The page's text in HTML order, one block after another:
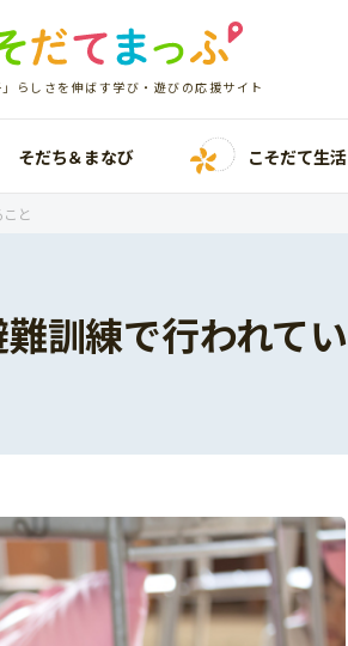
」らしさを伸ばす学び・遊びの応援サイト
そだち＆まなび こそだて生活
と
訓練で行われてい